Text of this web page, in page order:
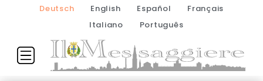
Deutsch English Español
Français
Italiano
Português